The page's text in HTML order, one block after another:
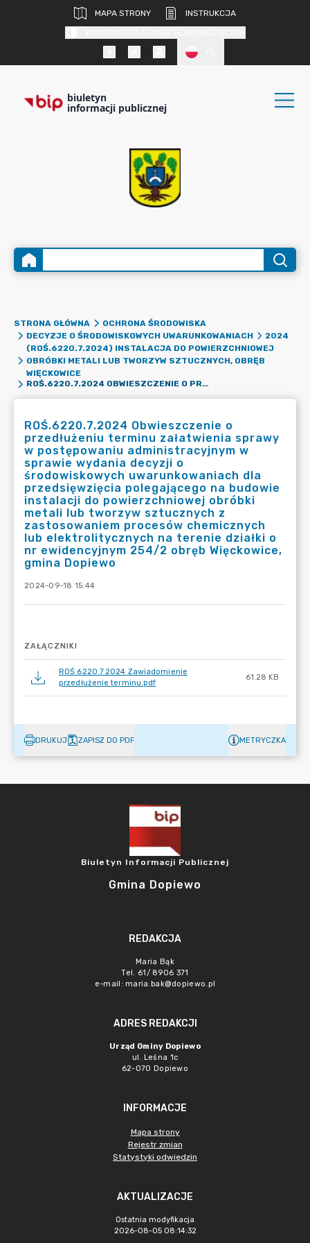
MAPA STRONY
INSTRUKCJA
biuletyn
informacji publicznej
STRONA GŁÓWNA
OCHRONA ŚRODOWISKA
DECYZJE O ŚRODOWISKOWYCH UWARUNKOWANIACH
2024
(ROŚ.6220.7.2024) INSTALACJA DO POWIERZCHNIOWEJ
OBRÓBKI METALI LUB TWORZYW SZTUCZNYCH, OBRĘB
WIĘCKOWICE
ROŚ.6220.7.2024 OBWIESZCZENIE O PRZEDŁUŻENIU TERMINU ZAŁATWIENIA SPRAWY W POSTĘPOWANIU ADMINISTRACYJNYM W SPRAWIE WYDANIA DECYZJI O ŚRODOWISKOWYCH UWARUNKOWANIACH DLA PRZEDSIĘWZIĘCIA POLEGAJĄCEGO NA BUDOWIE INSTALACJI DO POWIERZCHNIOWEJ OBRÓBKI METALI LUB TWORZYW SZTUCZNYCH Z ZASTOSOWANIEM PROCESÓW CHEMICZNYCH LUB ELEKTROLITYCZNYCH NA TERENIE DZIAŁKI O NR EWIDENCYJNYM 254/2 OBRĘB WIĘCKOWICE, GMINA DOPIEWO
ROŚ.6220.7.2024 Obwieszczenie o
przedłużeniu terminu załatwienia sprawy
w postępowaniu administracyjnym w
sprawie wydania decyzji o
środowiskowych uwarunkowaniach dla
przedsięwzięcia polegającego na budowie
instalacji do powierzchniowej obróbki
metali lub tworzyw sztucznych z
zastosowaniem procesów chemicznych
lub elektrolitycznych na terenie działki o
nr ewidencyjnym 254/2 obręb Więckowice,
gmina Dopiewo
2024-09-18 15:44
ZAŁĄCZNIKI
ROŚ.6220.7.2024 Zawiadomienie
przedłużenie terminu.pdf
61.28 KB
DRUKUJ ZAPISZ DO PDF METRYCZKA
Biuletyn Informacji Publicznej
Gmina Dopiewo
REDAKCJA
Maria Bąk
Tel. 61/ 8906 371
e-mail: maria.bak@dopiewo.pl
ADRES REDAKCJI
Urząd Gminy Dopiewo
ul. Leśna 1c
62-070 Dopiewo
INFORMACJE
Mapa strony
Rejestr zmian
Statystyki odwiedzin
AKTUALIZACJE
Ostatnia modyfikacja
2026-08-05 08:14:32